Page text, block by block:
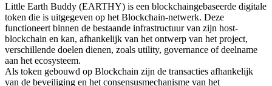
Sluit je aan bij top traders
Little Earth Buddy (EARTHY) is een blockchaingebaseerde digitale
token die is uitgegeven op het Blockchain-netwerk. Deze
functioneert binnen de bestaande infrastructuur van zijn host-
blockchain en kan, afhankelijk van het ontwerp van het project,
verschillende doelen dienen, zoals utility, governance of deelname
aan het ecosysteem.
Als token gebouwd op Blockchain zijn de transacties afhankelijk
van de beveiliging en het consensusmechanisme van het